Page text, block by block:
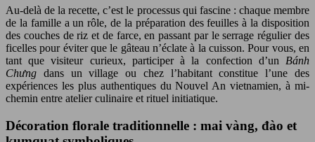
Au-delà de la recette, c’est le processus qui fascine : chaque membre
de la famille a un rôle, de la préparation des feuilles à la disposition
des couches de riz et de farce, en passant par le serrage régulier des
ficelles pour éviter que le gâteau n’éclate à la cuisson. Pour vous, en
tant que visiteur curieux, participer à la confection d’un Bánh
Chưng dans un village ou chez l’habitant constitue l’une des
expériences les plus authentiques du Nouvel An vietnamien, à mi-
chemin entre atelier culinaire et rituel initiatique.
Décoration florale traditionnelle : mai vàng, đào et